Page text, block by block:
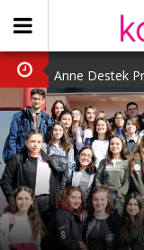
Anne Destek
Türk Halk
Kübra Kuş
Çocuklara Özel
Kübra